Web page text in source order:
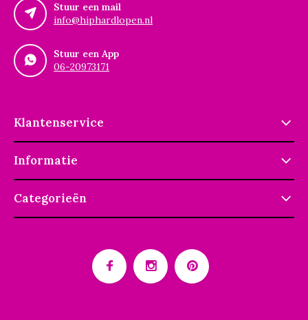
Stuur een mail
info@hiphardlopen.nl
Stuur een App
06-20973171
Klantenservice
Informatie
Categorieën